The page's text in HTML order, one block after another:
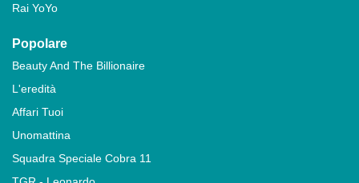
Rai YoYo
Popolare
Beauty And The Billionaire
L'eredità
Affari Tuoi
Unomattina
Squadra Speciale Cobra 11